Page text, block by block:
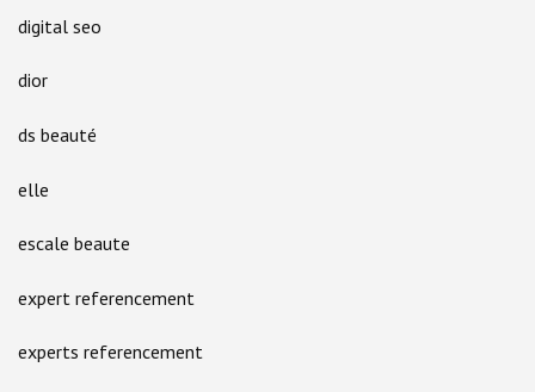
digital seo
dior
ds beauté
elle
escale beaute
expert referencement
experts referencement